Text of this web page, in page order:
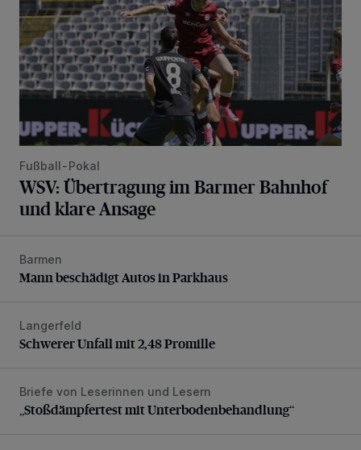
Fußball-Pokal
WSV: Übertragung im Barmer Bahnhof
und klare Ansage
Mann beschädigt Autos in Parkhaus
Barmen
Mann beschädigt Autos in Parkhaus
Schwerer Unfall mit 2,48 Promille
Langerfeld
Schwerer Unfall mit 2,48 Promille
„Stoßdämpfertest mit Unterbodenbehandlung“
Briefe von Leserinnen und Lesern
„Stoßdämpfertest mit Unterbodenbehandlung“